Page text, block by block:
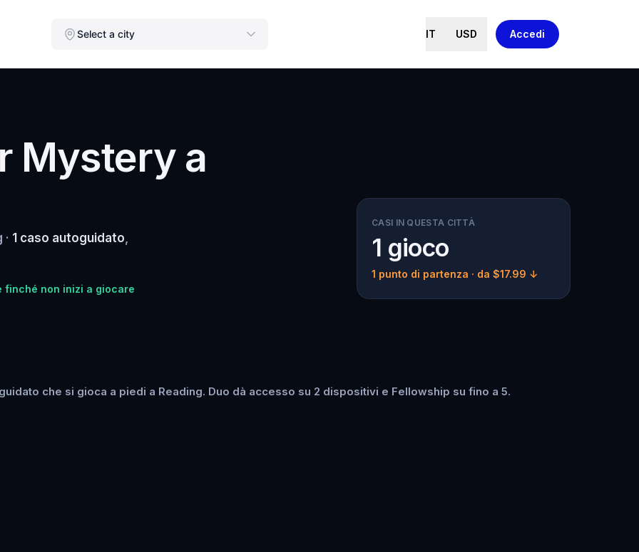
Select a city IT USD Accedi
Mystery a
1 caso autoguidato,
finché non inizi a giocare
CASI IN QUESTA CITTÀ
1 gioco
1 punto di partenza · da $17.99 ↓
che si gioca a piedi a Reading. Duo dà accesso su 2 dispositivi e Fellowship su fino a 5.